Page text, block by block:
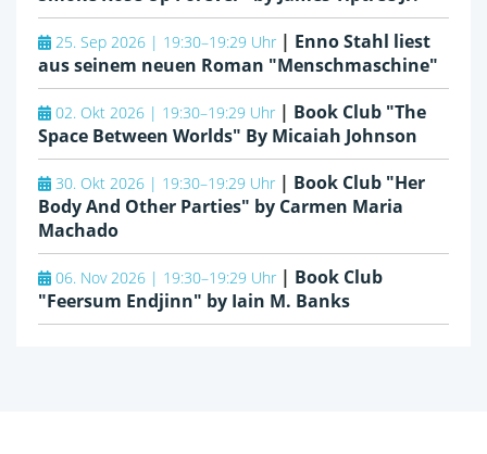
25. Sep 2026 | 19:30–19:29 Uhr | Enno Stahl liest
aus seinem neuen Roman "Menschmaschine"
02. Okt 2026 | 19:30–19:29 Uhr | Book Club "The
Space Between Worlds" By Micaiah Johnson
30. Okt 2026 | 19:30–19:29 Uhr | Book Club "Her
Body And Other Parties" by Carmen Maria
Machado
06. Nov 2026 | 19:30–19:29 Uhr | Book Club
"Feersum Endjinn" by Iain M. Banks